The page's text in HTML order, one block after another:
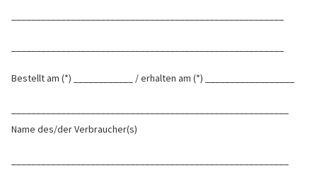
Bestellt am (*) ____________ / erhalten am (*) __________________
Name des/der Verbraucher(s)